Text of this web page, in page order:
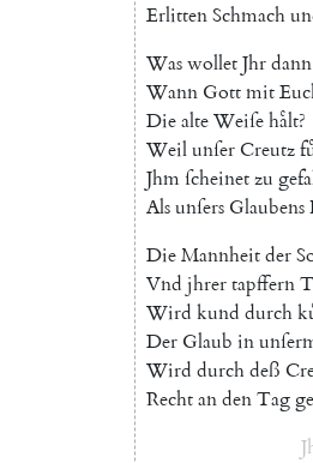
ErlittenSchmach
WaswolletJhrdann
Wann Gottmit
DiealteWeiſehaͤlt?
WeilunſerCreutz
Jhmſcheinetzu
Alsunſers Glaubens
DieMannheitder
Vnd jhrertapffern
Wird kund durch
Der Glaub in
Wird durchdeß
RechtandenTag